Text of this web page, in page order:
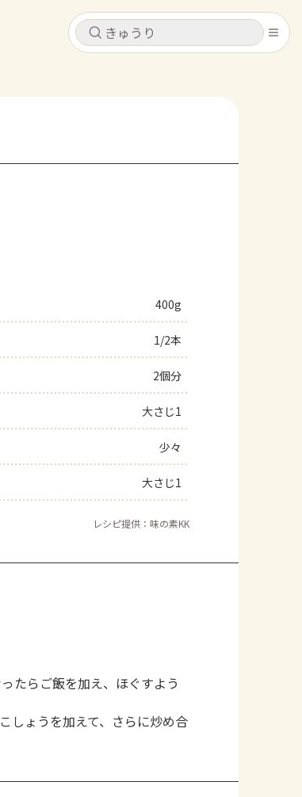
キャンセル
よくあるお問い合わせ
お買い物
キャンセル
400g
1/2本
2個分
大さじ1
少々
大さじ1
レシピ提供：味の素KK
たらご飯を加え、ほぐすよう
しょうを加えて、さらに炒め合